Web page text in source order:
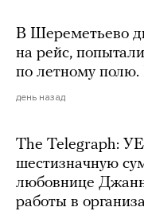
В Шереметьево
на рейс,
по летному
день назад
The Telegraph:
шестизначную
любовнице
работы в